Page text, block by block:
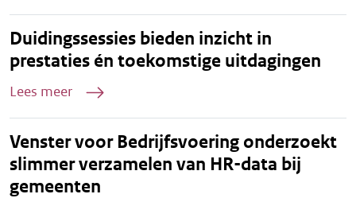
Duidingssessies bieden inzicht in
prestaties én toekomstige uitdagingen
Lees meer
Venster voor Bedrijfsvoering onderzoekt
slimmer verzamelen van HR-data bij
gemeenten